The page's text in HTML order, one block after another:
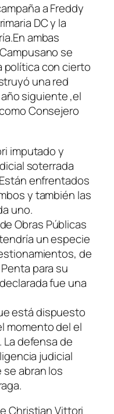
a Freddy
DC y la
ambas
se
política con cierto
una red
siguiente ,el
Consejero
imputado y
soterrada
enfrentados
y también las
uno.
Obras Públicas
un especie
de
para su
fue una
está dispuesto
momento del el
La defensa de
judicial
abran los
Christian Vittori